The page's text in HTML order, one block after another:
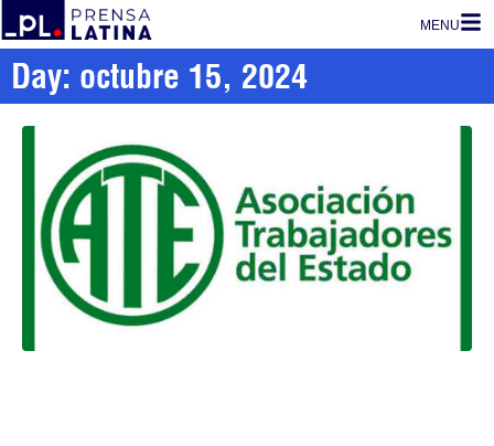
MENU
Day: octubre 15, 2024